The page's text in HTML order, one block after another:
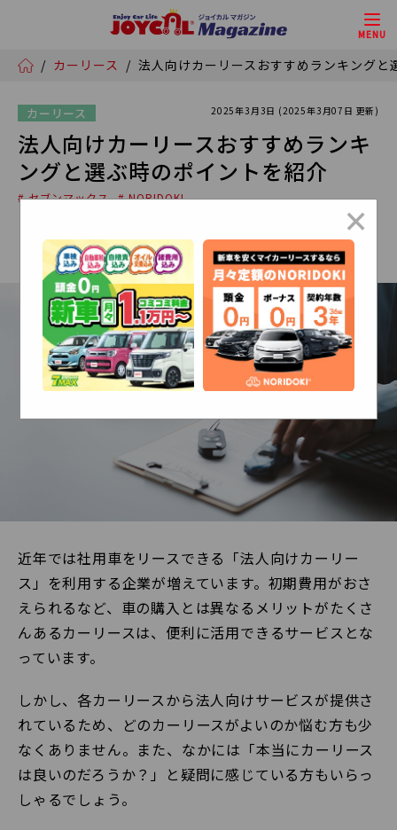
MENU
/ カーリース / 法人向けカーリースおすすめランキングと
カーリース 2025年3月3日 (2025年3月07日 更新)
法人向けカーリースおすすめランキ
ングと選ぶ時のポイントを紹介
# セブンマックス # NORIDOKI
近年では社用車をリースできる「法人向けカーリー
ス」を利用する企業が増えています。初期費用がおさ
えられるなど、車の購入とは異なるメリットがたくさ
んあるカーリースは、便利に活用できるサービスとな
っています。
しかし、各カーリースから法人向けサービスが提供さ
れているため、どのカーリースがよいのか悩む方も少
なくありません。また、なかには「本当にカーリース
は良いのだろうか？」と疑問に感じている方もいらっ
しゃるでしょう。
×